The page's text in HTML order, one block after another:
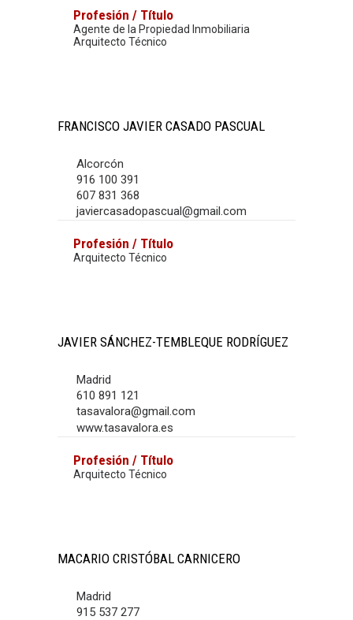
Profesión / Título
Agente de la Propiedad Inmobiliaria
Arquitecto Técnico
FRANCISCO JAVIER CASADO PASCUAL
Alcorcón
916 100 391
607 831 368
javiercasadopascual@gmail.com
Profesión / Título
Arquitecto Técnico
JAVIER SÁNCHEZ-TEMBLEQUE RODRÍGUEZ
Madrid
610 891 121
tasavalora@gmail.com
www.tasavalora.es
Profesión / Título
Arquitecto Técnico
MACARIO CRISTÓBAL CARNICERO
Madrid
915 537 277